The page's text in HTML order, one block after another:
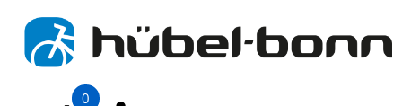
0